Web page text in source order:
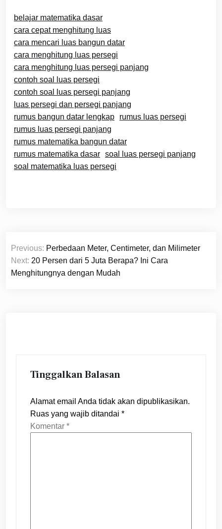
belajar matematika dasar
cara cepat menghitung luas
cara mencari luas bangun datar
cara menghitung luas persegi
cara menghitung luas persegi panjang
contoh soal luas persegi
contoh soal luas persegi panjang
luas persegi dan persegi panjang
rumus bangun datar lengkap
rumus luas persegi
rumus luas persegi panjang
rumus matematika bangun datar
rumus matematika dasar soal luas persegi panjang
soal matematika luas persegi
Navigasi
pos
Previous: Perbedaan Meter, Centimeter, dan Milimeter
Next: 20 Persen dari 5 Juta Berapa? Ini Cara
Menghitungnya dengan Mudah
Tinggalkan Balasan
Alamat email Anda tidak akan dipublikasikan.
Ruas yang wajib ditandai *
Komentar *